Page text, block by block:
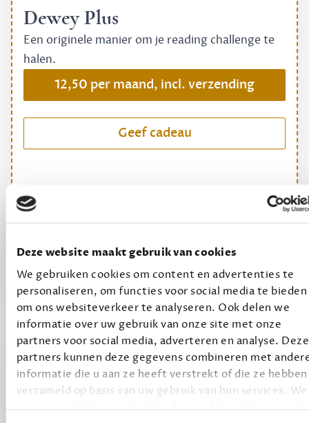
Deze website maakt gebruik van cookies
We gebruiken cookies om content en advertenties te
personaliseren, om functies voor social media te bieden
om ons websiteverkeer te analyseren. Ook delen we
informatie over uw gebruik van onze site met onze
partners voor social media, adverteren en analyse. Deze
partners kunnen deze gegevens combineren met
informatie die u aan ze heeft verstrekt of die ze hebben
verzameld op basis van uw gebruik van hun services. We
Dewey Plus
Een originele manier om je reading challenge te
halen.
12,50 per maand, incl. verzending
Geef cadeau
Alles van Dewey Free
Word een bovengemiddelde lezer met 6 boeken
Vooraf een tipje van de sluier, zodat je kunt
kijken of het zou bevallen (maar dit hoeft niet)